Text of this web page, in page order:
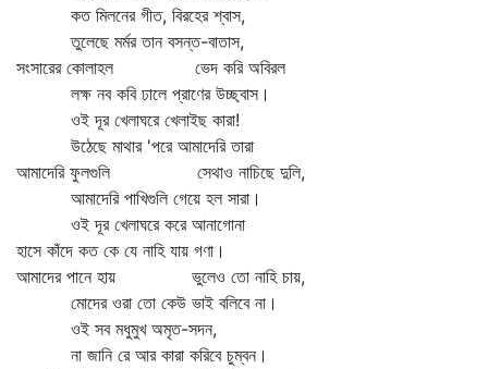
কত মিলনের গীত, বিরহের শ্বাস,
তুলেছে মর্মর তান বসন্ত-বাতাস,
সংসারের কোলাহল ভেদ করি অবিরল
লক্ষ নব কবি ঢালে প্রাণের উচ্ছ্বাস।
ওই দূর খেলাঘরে খেলাইছ কারা!
উঠেছে মাথার 'পরে আমাদেরি তারা
আমাদেরি ফুলগুলি সেথাও নাচিছে দুলি,
আমাদেরি পাখিগুলি গেয়ে হল সারা।
ওই দূর খেলাঘরে করে আনাগোনা
হাসে কাঁদে কত কে যে নাহি যায় গণা।
আমাদের পানে হায় ভুলেও তো নাহি চায়,
মোদের ওরা তো কেউ ভাই বলিবে না।
ওই সব মধুমুখ অমৃত-সদন,
না জানি রে আর কারা করিবে চুম্বন।